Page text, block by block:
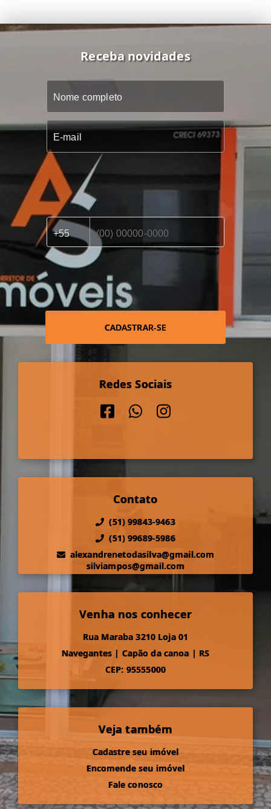
Receba novidades
CADASTRAR-SE
Redes Sociais
Contato
(51) 99843-9463
(51) 99689-5986
alexandrenetodasilva@gmail.com
silviampos@gmail.com
Venha nos conhecer
Rua Maraba 3210 Loja 01
Navegantes | Capão da canoa | RS
CEP: 95555000
Veja também
Cadastre seu imóvel
Encomende seu imóvel
Fale conosco